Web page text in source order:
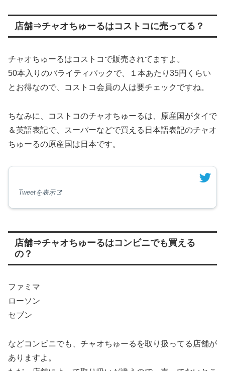
店舗⇒チャオちゅーるはコストコに売ってる？
チャオちゅーるはコストコで販売されてますよ。
50本入りのバライティパックで、１本あたり35円くらい
とお得なので、コストコ会員の人は要チェックですね。
ちなみに、コストコのチャオちゅーるは、原産国がタイで
＆英語表記で、スーパーなどで買える日本語表記のチャオ
ちゅーるの原産国は日本です。
Tweetを表示
店舗⇒チャオちゅーるはコンビニでも買える
の？
ファミマ
ローソン
セブン
などコンビニでも、チャオちゅーるを取り扱ってる店舗が
ありますよ。